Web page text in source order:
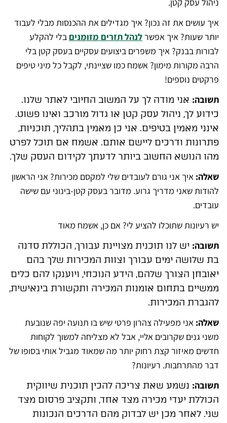
ניהול עסק קטן.
איך עושים את זה נכון? איך מגדילים את ההכנסות מבלי לעבוד
יותר שעות? איך אפשרלנהל תזרים מזומנים בלי להקלע
לבורות בבנק? איך משפרים ביצועים עסקיים בעסק קטן בלי
הרבה מקורות מימון? אשמח כמו שציינתי, לקבל כל מיני טיפים
פרקטים נוספים!
תשובה: אני מודה לך על המשוב החיובי לאתר שלנו.
כידוע לך, ניהול עסק קטן או גדול מורכב ואינו פשוט.
אינני מאמין בטיפים. אני כן מאמין בתהליך, תוכניות,
פתרונות ודרכים ליישם אותם. אשמח אם תוכל לפרט
מהו הנושא החשוב ביותר לדעתך לקידום העסק שלך.
שאלה: איך אני גורם לעובדים שלי למקסם מכירות? אני הראשון
להודות שאני מדריך גרוע. מדובר בעסק קטן-בינוני עם שישה
עובדים.
יש רעיונות שתוכלו להציע לי? אם כן, אשמח מאוד
תשובה: יש לנו תוכנית מצויינת עבורך, הכוללת סדנה
בת שלושה ימים עבורך וצוות המכירות שלך בהם
יאובחן הצורך שלהם, הידע הנוכחי, ויוענקו להם כלים
ממשיים בתחום אומנות המכירה ותקשורת בינאישית,
להגברת המכירות.
שאלה: אני מפעילה צהרון פרטי שיש בו תנועה יפה שנובעת
משני גנים שקרובים אליי, אבל לא מצליחה למשוך לקוחות
חדשים מאיזור קצת רחוק יותר מה שמאוד מגביל אותי בסופו של
דבר מהתרחבות. רעיונות?
תשובה: נשמע שאת צריכה להכין תוכנית שיווקית
הכוללת יעדי מכירה מצד אחד, ותקציב פרסום מצד
שני. לאחר מכן יש לבדוק מהם הדרכים הנכונות